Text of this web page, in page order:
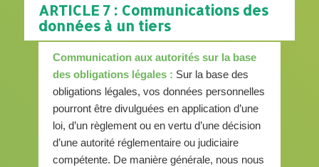
ARTICLE 7 : Communications des
données à un tiers
Communication aux autorités sur la base
des obligations légales : Sur la base des
obligations légales, vos données personnelles
pourront être divulguées en application d’une
loi, d’un règlement ou en vertu d’une décision
d’une autorité réglementaire ou judiciaire
compétente. De manière générale, nous nous